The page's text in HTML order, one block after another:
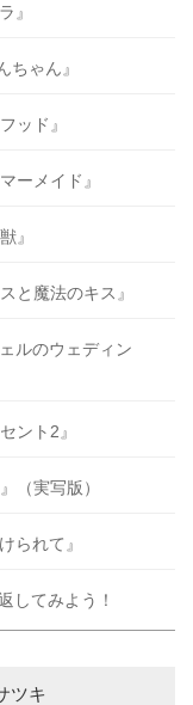
』
ゃん』
ッド』
ーメイド』
』
と魔法のキス』
ルのウェディン
ント2』
（実写版）
られて』
してみよう！
ツキ